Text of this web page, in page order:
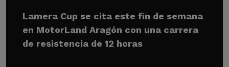
Lamera Cup se cita este fin de semana
en MotorLand Aragón con una carrera
de resistencia de 12 horas